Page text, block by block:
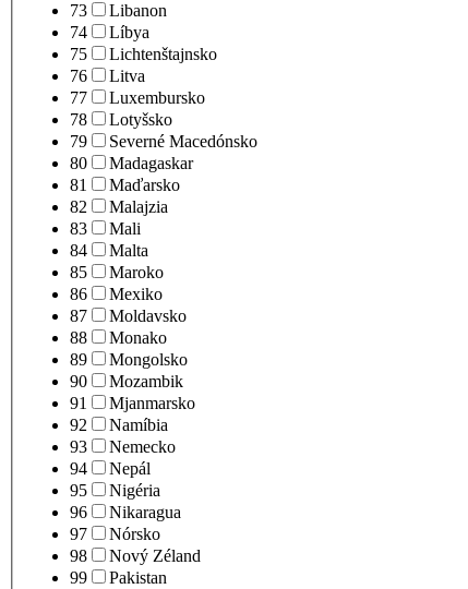
73
Libanon
74
Líbya
75
Lichtenštajnsko
76
Litva
77
Luxembursko
78
Lotyšsko
79
Severné Macedónsko
80
Madagaskar
81
Maďarsko
82
Malajzia
83
Mali
84
Malta
85
Maroko
86
Mexiko
87
Moldavsko
88
Monako
89
Mongolsko
90
Mozambik
91
Mjanmarsko
92
Namíbia
93
Nemecko
94
Nepál
95
Nigéria
96
Nikaragua
97
Nórsko
98
Nový Zéland
99
Pakistan